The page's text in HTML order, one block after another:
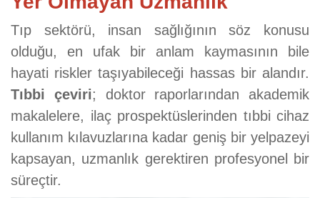
Tıp sektörü, insan sağlığının söz konusu
olduğu, en ufak bir anlam kaymasının bile
hayati riskler taşıyabileceği hassas bir alandır.
Tıbbi çeviri; doktor raporlarından akademik
makalelere, ilaç prospektüslerinden tıbbi cihaz
kullanım kılavuzlarına kadar geniş bir yelpazeyi
kapsayan, uzmanlık gerektiren profesyonel bir
süreçtir.